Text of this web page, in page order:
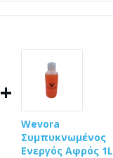
+
Wevora
Συμπυκνωμένος
Ενεργός Αφρός 1L